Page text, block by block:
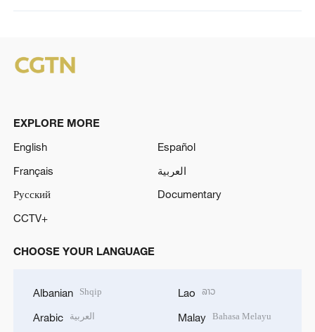
EXPLORE MORE
English
Español
Français
العربية
Русский
Documentary
CCTV+
CHOOSE YOUR LANGUAGE
Albanian Shqip
Arabic العربية
Lao ລາວ
Malay Bahasa Melayu